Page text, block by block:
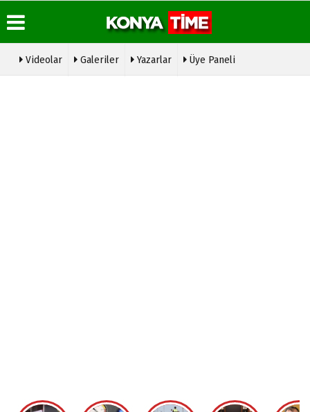
Videolar Galeriler Yazarlar Üye Paneli